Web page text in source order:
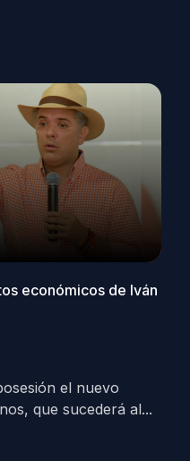
económicos de Iván
el nuevo
que sucederá al...